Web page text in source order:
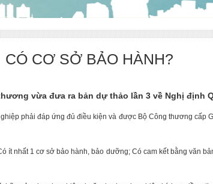
CƠ SỞ BẢO HÀNH?
vừa đưa ra bản dự thảo lần 3 về Nghị định
phải đáp ứng đủ điều kiện và được Bộ Công thương
ít nhất 1 cơ sở bảo hành, bảo dưỡng; Có cam kết bằng văn